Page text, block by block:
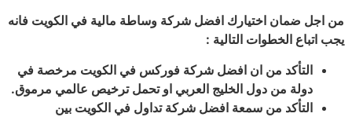
من اجل ضمان اختيارك افضل شركة وساطة مالية في الكويت فانه
يجب اتباع الخطوات التالية :
التأكد من ان افضل شركة فوركس في الكويت مرخصة في
دولة من دول الخليج العربي او تحمل ترخيص عالمي مرموق.
التأكد من سمعة افضل شركة تداول في الكويت بين